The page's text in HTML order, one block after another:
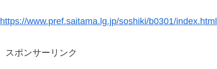
https://www.pref.saitama.lg.jp/soshiki/b0301/index.html
スポンサーリンク